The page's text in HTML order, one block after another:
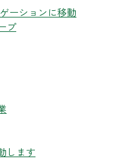
ーションに移動
します